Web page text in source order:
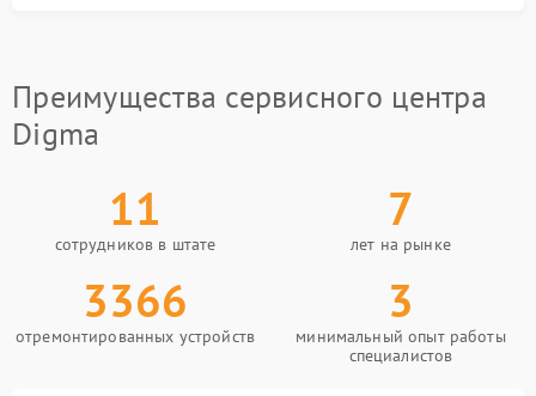
Преимущества сервисного центра
Digma
11
сотрудников в штате
7
лет на рынке
3366
отремонтированных устройств
3
минимальный опыт работы
специалистов